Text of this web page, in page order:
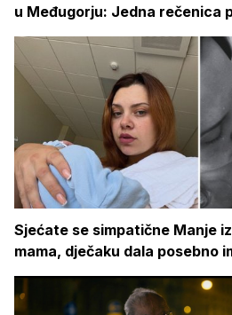
u Međugorju: Jedna rečenica
Sjećate se simpatične Manje
mama, dječaku dala posebno